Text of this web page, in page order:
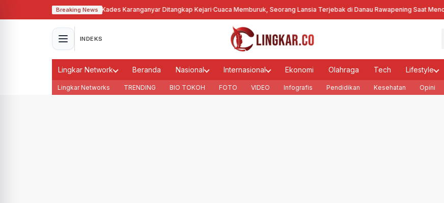
Breaking News
Tanah Bengkok, Kades Karanganyar Ditangkap Kejari· Cuaca Memburuk, Seorang Lansia Terjebak di Danau Rawapening Saat Mencari
INDEKS
Lingkar Network Beranda Nasional Internasional Ekonomi Olahraga Tech Lifestyle
Lingkar Networks TRENDING BIO TOKOH FOTO VIDEO Infografis Pendidikan Kesehatan Opini